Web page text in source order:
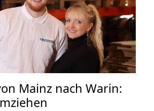
Mainz nach Warin: